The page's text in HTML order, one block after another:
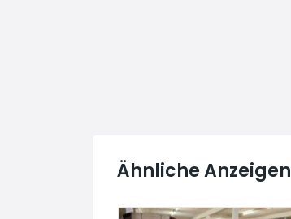
Ähnliche Anzeigen